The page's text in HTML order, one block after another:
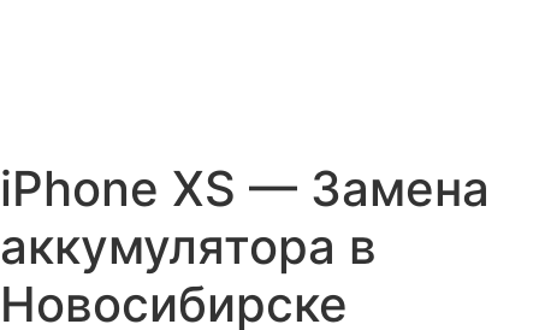
iPhone XS — Замена
аккумулятора в
Новосибирске